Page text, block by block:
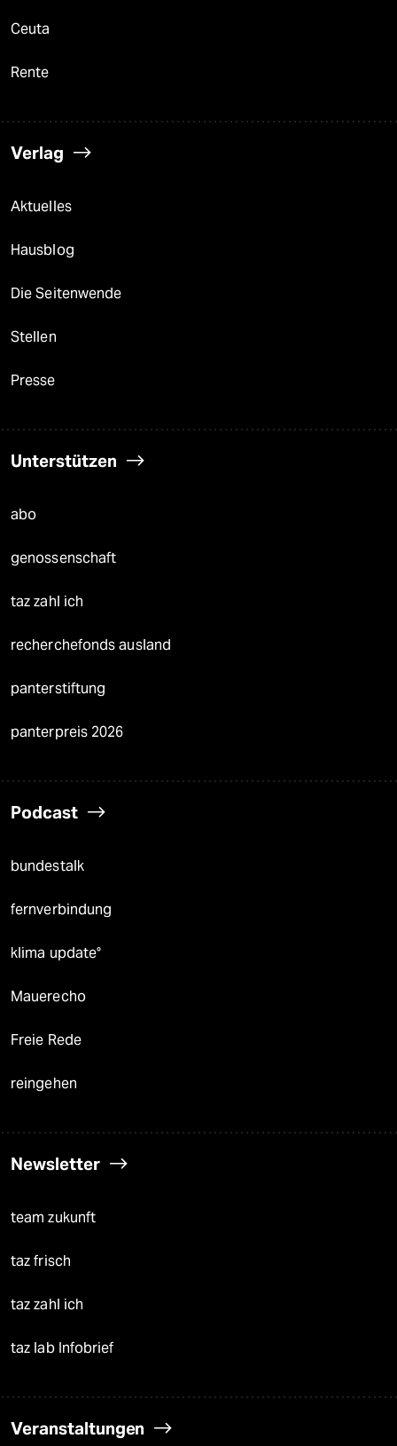
Ceuta
Rente
Verlag
Aktuelles
Hausblog
Die Seitenwende
Stellen
Presse
Unterstützen
abo
genossenschaft
taz zahl ich
recherchefonds ausland
panterstiftung
panterpreis 2026
Podcast
bundestalk
fernverbindung
klima update°
Mauerecho
Freie Rede
reingehen
Newsletter
team zukunft
taz frisch
taz zahl ich
taz lab Infobrief
Veranstaltungen